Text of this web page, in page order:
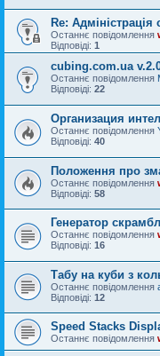
Re: Адміністрація
Останнє повідомлення
Відповіді: 1
cubing.com.ua
Останнє повідомлення
Відповіді: 22
Организация
Останнє повідомлення
Відповіді: 40
Положення про
Останнє повідомлення
Відповіді: 58
Генератор
Останнє повідомлення
Відповіді: 16
Табу на куби з
Останнє повідомлення
Відповіді: 12
Speed Stacks
Останнє повідомлення